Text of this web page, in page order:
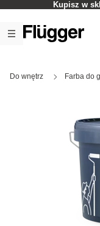
Kupisz w
Do wnętrz Farba do